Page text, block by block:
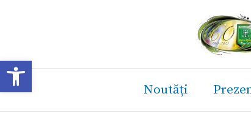
Deschide bara de unelte
Noutăți